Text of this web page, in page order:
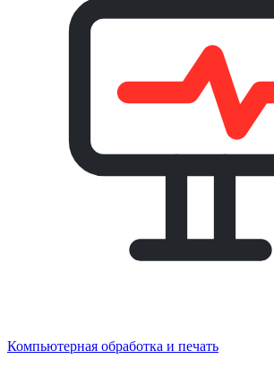
Компьютерная обработка и печать